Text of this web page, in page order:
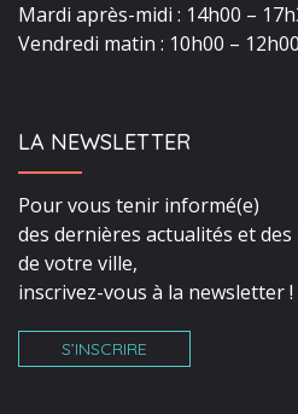
Mardi après-midi : 14h00 –
Vendredi matin : 10h00 – 12h00
LA NEWSLETTER
Pour vous tenir informé(e)
des dernières actualités et
de votre ville,
inscrivez-vous à la newsletter !
S’INSCRIRE